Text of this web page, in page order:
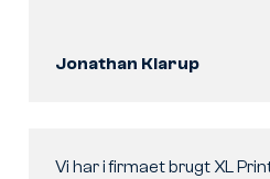
Jonathan Klarup
Vi har i firmaet brugt XL